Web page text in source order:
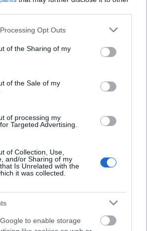
website/app uses one or more Google
or usage behaviour. You may click to
to Google and its third-party tags to
specified purposes in below Google
Opt Outs
of the Sharing of my
of the Sale of my
of processing my
Targeted Advertising.
of Collection, Use,
and/or Sharing of my
Is Unrelated with the
it was collected.
to enable storage
mostanában
egy az International Journal of
ban megjelent
ami az akut
szövődményeiről szól. 15 év alatt
találkoztak a kollégák, ami
kevésnek, de…
műtét nélkül
17.
beteget, akit 2 nappal azelőtt